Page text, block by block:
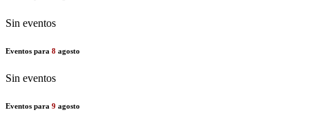
Sin eventos
Eventos para 8 agosto
Sin eventos
Eventos para 9 agosto